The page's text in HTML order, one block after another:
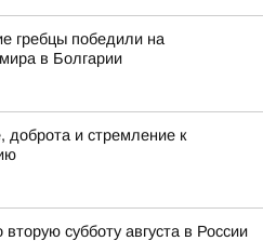
гребцы победили на
в Болгарии
доброта и стремление к
субботу августа в России